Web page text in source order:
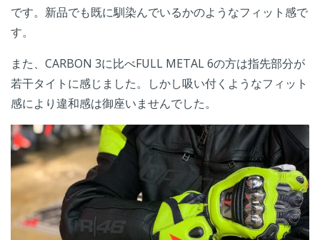
です。新品でも既に馴染んでいるかのようなフィット感で
す。
また、CARBON 3に比べFULL METAL 6の方は指先部分が
若干タイトに感じました。しかし吸い付くようなフィット
感により違和感は御座いませんでした。